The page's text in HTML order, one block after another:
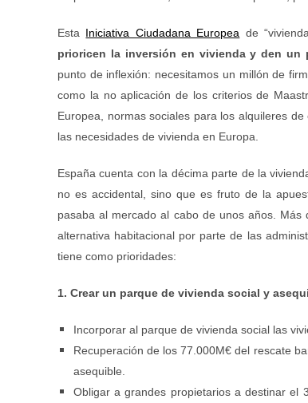
Esta Iniciativa Ciudadana Europea de
prioricen la inversión en vivienda y den un
punto de inflexión: necesitamos un millón de
como la no aplicación de los criterios de
Europea, normas sociales para los alquileres
las necesidades de vivienda en Europa.
España cuenta con la décima parte de la
no es accidental, sino que es fruto de la
pasaba al mercado al cabo de unos años.
alternativa habitacional por parte de las
tiene como prioridades:
1. Crear un parque de vivienda social y
Incorporar al parque de vivienda social las
Recuperación de los 77.000M€ del rescate
asequible.
Obligar a grandes propietarios a destinar el